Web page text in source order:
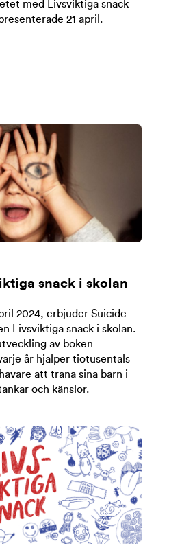
med Livsviktiga snack
21 april.
snack i skolan
2024, erbjuder Suicide
Livsviktiga snack i skolan.
av boken
år hjälper tiotusentals
att träna sina barn i
och känslor.